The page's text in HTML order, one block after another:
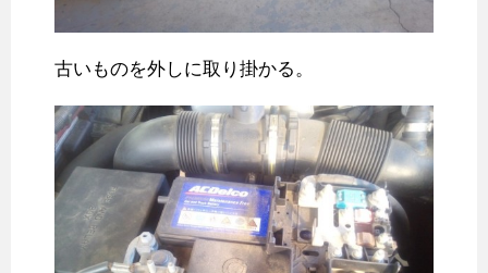
古いものを外しに取り掛かる。